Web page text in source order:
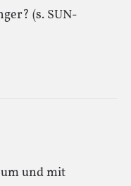
(s. SUN-
und mit